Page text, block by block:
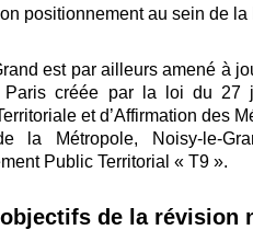
positionnement au sein de
est par ailleurs amené à
Paris créée par la loi du 27
et d’Affirmation des
la Métropole, Noisy-le-
Public Territorial « T9 ».
de la révision